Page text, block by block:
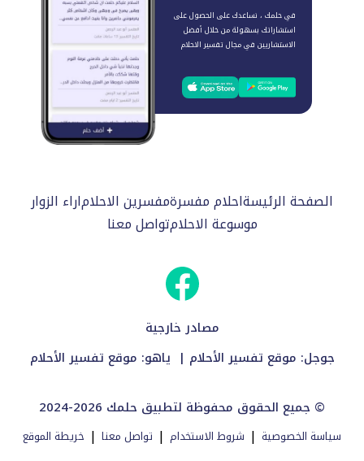
في حلمك ، نساعدك على الحصول على
استشاراتك بسهولة من خلال أفضل
الاستشاريين في مجال تفسير الاحلام
الصفحة الرئيسةاحلام مفسرةمفسرين الاحلاماراء الزوار
موسوعة الاحلامتواصل معنا
مصادر خارجية
جوجل: موقع تفسير الأحلام | ياهو: موقع تفسير الأحلام
2024-2026 جميع الحقوق محفوظة لتطبيق حلمك ©
سياسة الخصوصية | شروط الاستخدام | تواصل معنا | خريطة الموقع